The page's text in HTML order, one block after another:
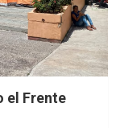
el Frente